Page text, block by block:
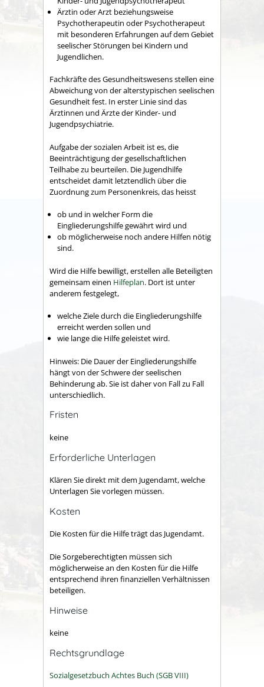
Ärztin oder Arzt beziehungsweise
Psychotherapeutin oder Psychotherapeut
mit besonderen Erfahrungen auf dem Gebiet
seelischer Störungen bei Kindern und
Jugendlichen.
Fachkräfte des Gesundheitswesens stellen eine
Abweichung von der alterstypischen seelischen
Gesundheit fest. In erster Linie sind das
Ärztinnen und Ärzte der Kinder- und
Jugendpsychiatrie.
Aufgabe der sozialen Arbeit ist es, die
Beeinträchtigung der gesellschaftlichen
Teilhabe zu beurteilen. Die Jugendhilfe
entscheidet damit letztendlich über die
Zuordnung zum Personenkreis, das heisst
ob und in welcher Form die
Eingliederungshilfe gewährt wird und
ob möglicherweise noch andere Hilfen nötig
sind.
Wird die Hilfe bewilligt, erstellen alle Beteiligten
gemeinsam einen Hilfeplan. Dort ist unter
anderem festgelegt,
welche Ziele durch die Eingliederungshilfe
erreicht werden sollen und
wie lange die Hilfe geleistet wird.
Hinweis: Die Dauer der Eingliederungshilfe
hängt von der Schwere der seelischen
Behinderung ab. Sie ist daher von Fall zu Fall
unterschiedlich.
Fristen
keine
Erforderliche Unterlagen
Klären Sie direkt mit dem Jugendamt, welche
Unterlagen Sie vorlegen müssen.
Kosten
Die Kosten für die Hilfe trägt das Jugendamt.
Die Sorgeberechtigten müssen sich
möglicherweise an den Kosten für die Hilfe
entsprechend ihren finanziellen Verhältnissen
beteiligen.
Hinweise
keine
Rechtsgrundlage
Sozialgesetzbuch Achtes Buch (SGB VIII)